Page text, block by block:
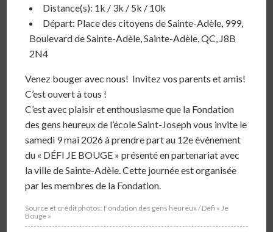
Distance(s): 1k / 3k / 5k / 10k
Départ: Place des citoyens de Sainte-Adèle, 999,
Boulevard de Sainte-Adèle, Sainte-Adèle, QC, J8B
2N4
Venez bouger avec nous! Invitez vos parents et amis!
C’est ouvert à tous !
C’est avec plaisir et enthousiasme que la Fondation
des gens heureux de l’école Saint-Joseph vous invite le
samedi 9 mai 2026 à prendre part au 12e événement
du « DÉFI JE BOUGE » présenté en partenariat avec
la ville de Sainte-Adèle. Cette journée est organisée
par les membres de la Fondation.
Source et crédit photos: Fondation des gens heureux / Défi « Je
Bouge »